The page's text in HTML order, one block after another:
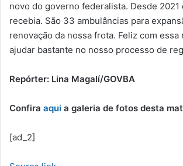
novo do governo federalista. Desde 2021
recebia. São 33 ambulâncias para
renovação da nossa frota. Feliz com essa
ajudar bastante no nosso processo de
Repórter: Lina Magalí/GOVBA
Confira aqui a galeria de fotos desta
[ad_2]